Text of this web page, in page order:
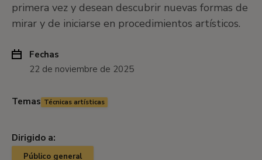
primera vez y desean descubrir nuevas formas de
mirar y de iniciarse en procedimientos artísticos.
Fechas
22 de noviembre de 2025
Temas Técnicas artísticas
Dirigido a:
Público general